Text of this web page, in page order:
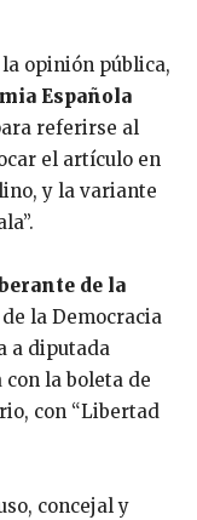
opinión pública,
Española
referirse al
el artículo en
y la variante
de la
la Democracia
a diputada
la boleta de
con “Libertad
concejal y